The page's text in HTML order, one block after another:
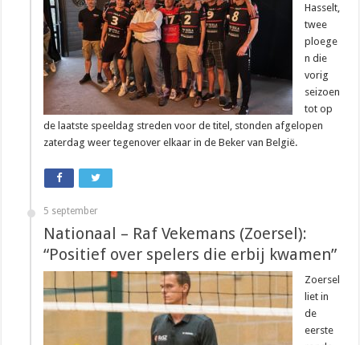
Hasselt,
twee
ploege
n die
vorig
seizoen
tot op
de laatste speeldag streden voor de titel, stonden afgelopen
zaterdag weer tegenover elkaar in de Beker van België.
5 september
Nationaal – Raf Vekemans (Zoersel):
“Positief over spelers die erbij kwamen”
Zoersel
liet in
de
eerste